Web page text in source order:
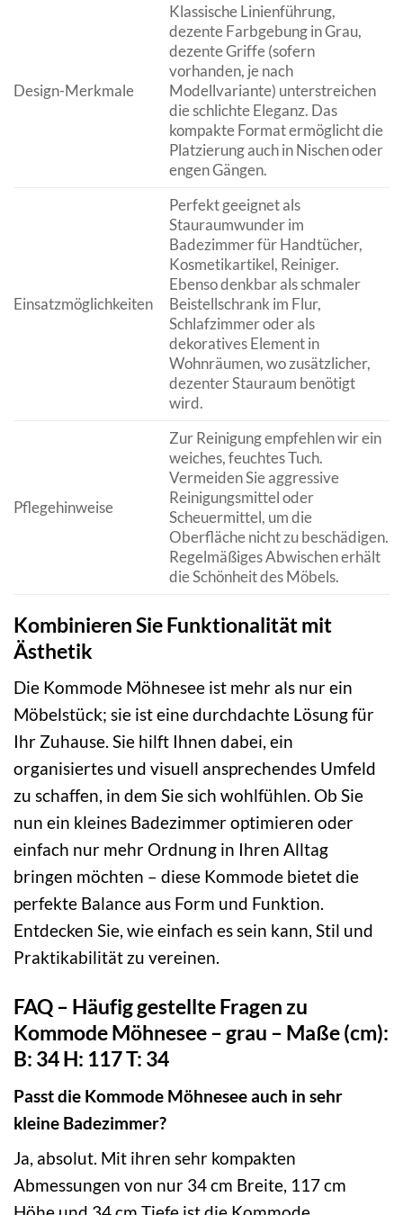
Design-Merkmale
Klassische Linienführung,
dezente Farbgebung in Grau,
dezente Griffe (sofern
vorhanden, je nach
Modellvariante) unterstreichen
die schlichte Eleganz. Das
kompakte Format ermöglicht die
Platzierung auch in Nischen oder
engen Gängen.
Einsatzmöglichkeiten
Perfekt geeignet als
Stauraumwunder im
Badezimmer für Handtücher,
Kosmetikartikel, Reiniger.
Ebenso denkbar als schmaler
Beistellschrank im Flur,
Schlafzimmer oder als
dekoratives Element in
Wohnräumen, wo zusätzlicher,
dezenter Stauraum benötigt
wird.
Pflegehinweise
Zur Reinigung empfehlen wir ein
weiches, feuchtes Tuch.
Vermeiden Sie aggressive
Reinigungsmittel oder
Scheuermittel, um die
Oberfläche nicht zu beschädigen.
Regelmäßiges Abwischen erhält
die Schönheit des Möbels.
Kombinieren Sie Funktionalität mit
Ästhetik
Die Kommode Möhnesee ist mehr als nur ein
Möbelstück; sie ist eine durchdachte Lösung für
Ihr Zuhause. Sie hilft Ihnen dabei, ein
organisiertes und visuell ansprechendes Umfeld
zu schaffen, in dem Sie sich wohlfühlen. Ob Sie
nun ein kleines Badezimmer optimieren oder
einfach nur mehr Ordnung in Ihren Alltag
bringen möchten – diese Kommode bietet die
perfekte Balance aus Form und Funktion.
Entdecken Sie, wie einfach es sein kann, Stil und
Praktikabilität zu vereinen.
FAQ – Häufig gestellte Fragen zu
Kommode Möhnesee – grau – Maße (cm):
B: 34 H: 117 T: 34
Passt die Kommode Möhnesee auch in sehr
kleine Badezimmer?
Ja, absolut. Mit ihren sehr kompakten
Abmessungen von nur 34 cm Breite, 117 cm